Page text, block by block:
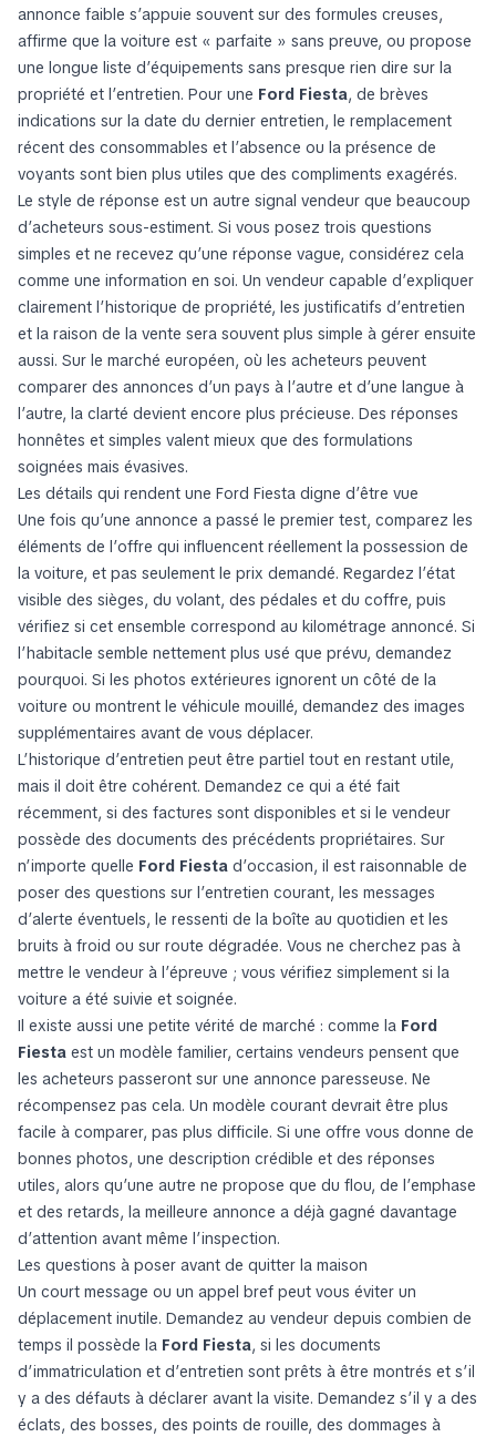
annonce faible s’appuie souvent sur des formules creuses,
affirme que la voiture est « parfaite » sans preuve, ou propose
une longue liste d’équipements sans presque rien dire sur la
propriété et l’entretien. Pour une Ford Fiesta, de brèves
indications sur la date du dernier entretien, le remplacement
récent des consommables et l’absence ou la présence de
voyants sont bien plus utiles que des compliments exagérés.
Le style de réponse est un autre signal vendeur que beaucoup
d’acheteurs sous-estiment. Si vous posez trois questions
simples et ne recevez qu’une réponse vague, considérez cela
comme une information en soi. Un vendeur capable d’expliquer
clairement l’historique de propriété, les justificatifs d’entretien
et la raison de la vente sera souvent plus simple à gérer ensuite
aussi. Sur le marché européen, où les acheteurs peuvent
comparer des annonces d’un pays à l’autre et d’une langue à
l’autre, la clarté devient encore plus précieuse. Des réponses
honnêtes et simples valent mieux que des formulations
soignées mais évasives.
Les détails qui rendent une Ford Fiesta digne d’être vue
Une fois qu’une annonce a passé le premier test, comparez les
éléments de l’offre qui influencent réellement la possession de
la voiture, et pas seulement le prix demandé. Regardez l’état
visible des sièges, du volant, des pédales et du coffre, puis
vérifiez si cet ensemble correspond au kilométrage annoncé. Si
l’habitacle semble nettement plus usé que prévu, demandez
pourquoi. Si les photos extérieures ignorent un côté de la
voiture ou montrent le véhicule mouillé, demandez des images
supplémentaires avant de vous déplacer.
L’historique d’entretien peut être partiel tout en restant utile,
mais il doit être cohérent. Demandez ce qui a été fait
récemment, si des factures sont disponibles et si le vendeur
possède des documents des précédents propriétaires. Sur
n’importe quelle Ford Fiesta d’occasion, il est raisonnable de
poser des questions sur l’entretien courant, les messages
d’alerte éventuels, le ressenti de la boîte au quotidien et les
bruits à froid ou sur route dégradée. Vous ne cherchez pas à
mettre le vendeur à l’épreuve ; vous vérifiez simplement si la
voiture a été suivie et soignée.
Il existe aussi une petite vérité de marché : comme la Ford
Fiesta est un modèle familier, certains vendeurs pensent que
les acheteurs passeront sur une annonce paresseuse. Ne
récompensez pas cela. Un modèle courant devrait être plus
facile à comparer, pas plus difficile. Si une offre vous donne de
bonnes photos, une description crédible et des réponses
utiles, alors qu’une autre ne propose que du flou, de l’emphase
et des retards, la meilleure annonce a déjà gagné davantage
d’attention avant même l’inspection.
Les questions à poser avant de quitter la maison
Un court message ou un appel bref peut vous éviter un
déplacement inutile. Demandez au vendeur depuis combien de
temps il possède la Ford Fiesta, si les documents
d’immatriculation et d’entretien sont prêts à être montrés et s’il
y a des défauts à déclarer avant la visite. Demandez s’il y a des
éclats, des bosses, des points de rouille, des dommages à